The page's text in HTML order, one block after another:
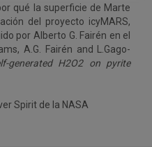
qué la superficie de Marte
del proyecto icyMARS,
por Alberto G. Fairén en el
A.G. Fairén and L.Gago-
generated H2O2 on pyrite
Spirit de la NASA